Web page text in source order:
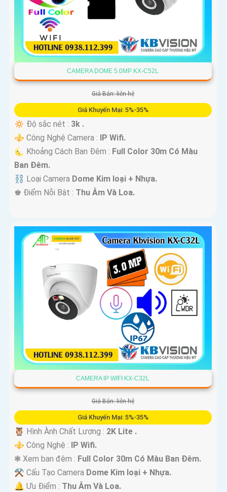
CAMERA DOME 5.0MP KX-C52L
Giá Bán: liên hệ
Giá Khuyến Mại: 5%-35%
🔅 Độ sắc nét : 3k .
⚜️ Công Nghệ Camera : IP Wifi.
🌜 Khoảng Cách Ban Đêm : Full Color 30m Có Màu
Ban Ðêm.
⛓ Loại Camera Dome Kim loại + Nhựa.
️♚ Điểm Nỗi Bật : Thu Âm Và Loa.
CAMERA IP WIFI KX-C32L
Giá Bán: liên hệ
Giá Khuyến Mại: 5%-35%
🦉 Hình Ành Chất Lượng : 2K Lite .
⚜️ Công Nghệ : IP Wifi.
❃ Xem ban đêm : Full Color 30m Có Màu Ban Ðêm.
⚒ Cấu Tạo Camera Dome Kim loại + Nhựa.
️🔔 Ưu Điểm : Thu Âm Và Loa.